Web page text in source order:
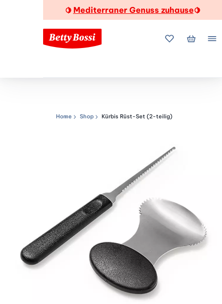
🍋 Mediterraner Genuss zuhause🍋
MeineMein
Navigationspfad
Home Shop Kürbis Rüst-Set (2-teilig)